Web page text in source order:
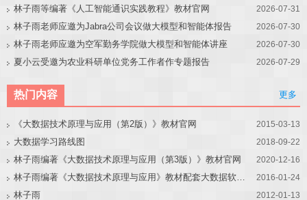
林子雨等编著《人工智能通识实践教程》教材官网 2026-07-31
林子雨老师应邀为Jabra公司会议做大模型和智能体报告 2026-07-30
林子雨老师应邀为空军勤务学院做大模型和智能体讲座 2026-07-30
夏小云受邀为农业科研单位党务工作者作专题报告 2026-07-29
热门内容 更多
《大数据技术原理与应用（第2版）》教材官网 2015-03-13
大数据学习路线图 2018-09-22
林子雨编著《大数据技术原理与应用（第3版）》教材官网 2020-12-16
2016-01-24
林子雨 2012-01-13